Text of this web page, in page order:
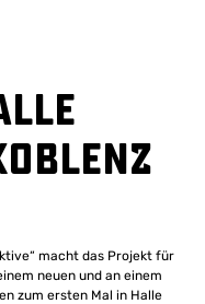
macht das Projekt für
neuen und an einem
zum ersten Mal in Halle